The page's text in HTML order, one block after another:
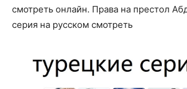
смотреть онлайн. Права на престол
серия на русском смотреть